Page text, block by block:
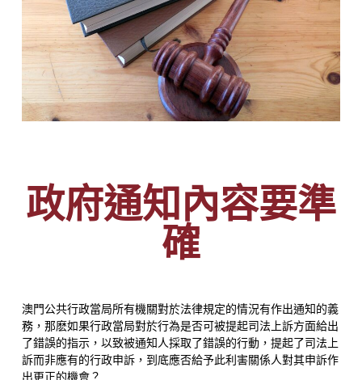
政府通知內容要準
確
澳門公共行政當局所有機關對於法律規定的情況有作出通知的義
務，那麽如果行政當局對於行為是否可被提起司法上訴方面給出
了錯誤的指示，以致被通知人採取了錯誤的行動，提起了司法上
訴而非應有的行政申訴，到底應否給予此利害關係人對其申訴作
出更正的機會？